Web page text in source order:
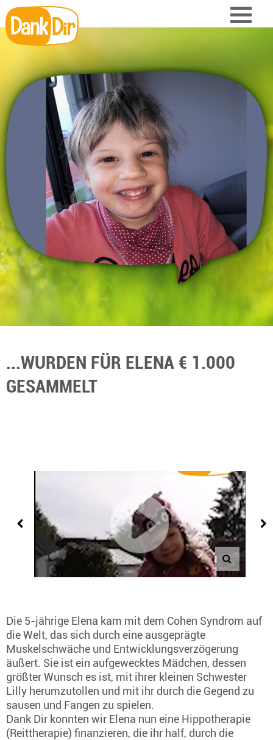
...WURDEN FÜR ELENA € 1.000
GESAMMELT
Die 5-jährige Elena kam mit dem Cohen Syndrom auf
die Welt, das sich durch eine ausgeprägte
Muskelschwäche und Entwicklungsverzögerung
äußert. Sie ist ein aufgewecktes Mädchen, dessen
größter Wunsch es ist, mit ihrer kleinen Schwester
Lilly herumzutollen und mit ihr durch die Gegend zu
sausen und Fangen zu spielen.
Dank Dir konnten wir Elena nun eine Hippotherapie
(Reittherapie) finanzieren, die ihr half, durch die